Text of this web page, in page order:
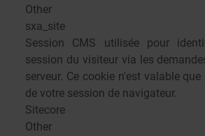
Other
sxa_site
Session CMS utilisée pour
session du visiteur via les
serveur. Ce cookie n'est valable
de votre session de navigateur.
Sitecore
Other